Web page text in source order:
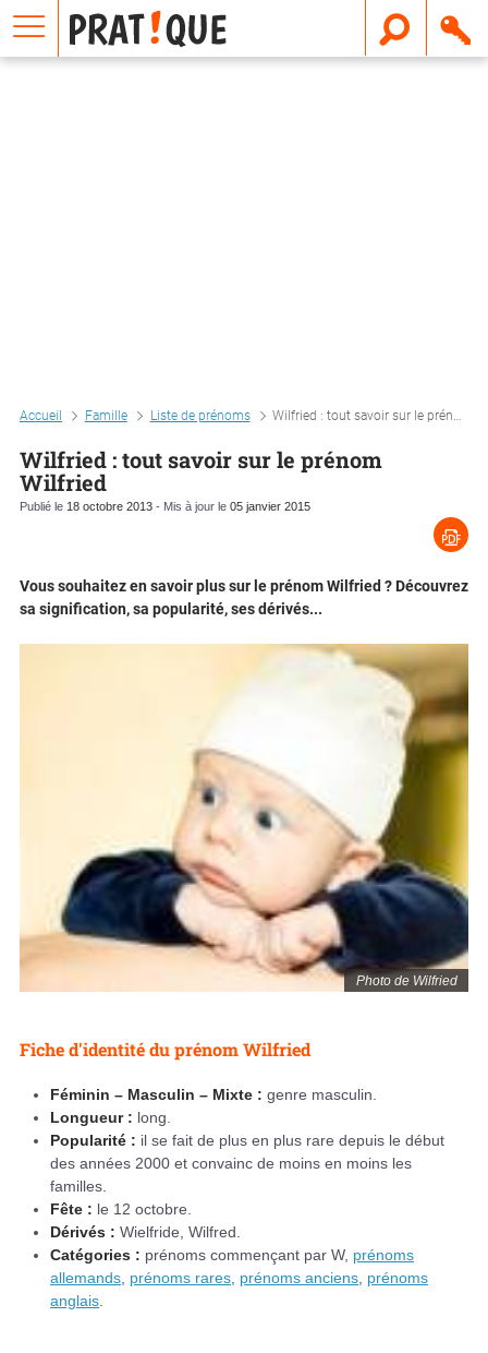
Accueil Famille Liste de prénoms Wilfried : tout savoir sur le prénom wilfried
Wilfried : tout savoir sur le prénom
Wilfried
Publié le 18 octobre 2013 - Mis à jour le 05 janvier 2015
Photo de Wilfried
Vous souhaitez en savoir plus sur le prénom Wilfried ? Découvrez
sa signification, sa popularité, ses dérivés...
Fiche d'identité du prénom Wilfried
Féminin – Masculin – Mixte : genre masculin.
Longueur : long.
Popularité : il se fait de plus en plus rare depuis le début
des années 2000 et convainc de moins en moins les
familles.
Fête : le 12 octobre.
Dérivés : Wielfride, Wilfred.
Catégories : prénoms commençant par W, prénoms
allemands prénoms rares prénoms anciens prénoms
anglais
E
m
a